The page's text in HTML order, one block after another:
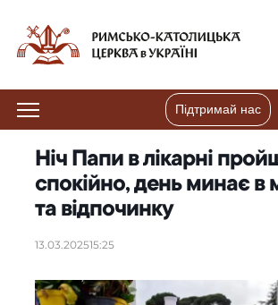
Підтримай нас
Ніч Папи в лікарні
спокійно, день минає в
та відпочинку
13.03.202515:25